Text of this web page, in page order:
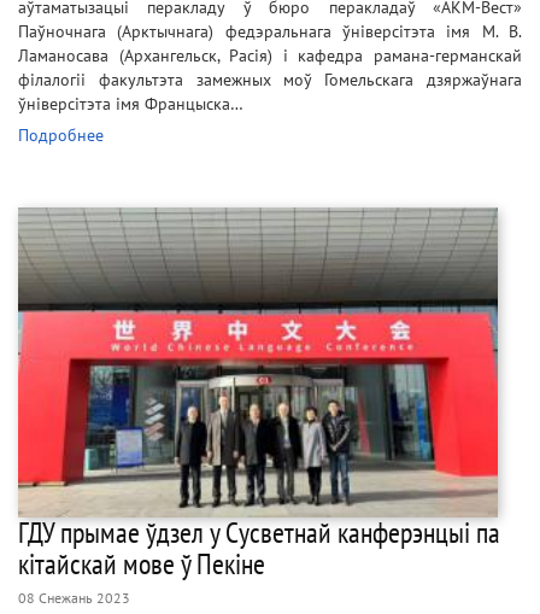
аўтаматызацыі перакладу ў бюро перакладаў «АКМ-Вест»
Паўночнага (Арктычнага) федэральнага ўніверсітэта імя М. В.
Ламаносава (Архангельск, Расія) і кафедра рамана-германскай
філалогіі факультэта замежных моў Гомельскага дзяржаўнага
ўніверсітэта імя Францыска…
Подробнее
ГДУ прымае ўдзел у Сусветнай канферэнцыі па
кітайскай мове ў Пекіне
08 Снежань 2023